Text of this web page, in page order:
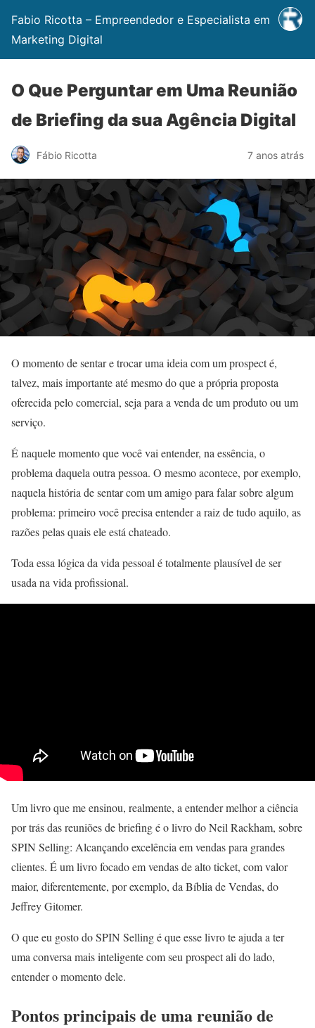
Fabio Ricotta – Empreendedor e Especialista em
Marketing Digital
O Que Perguntar em Uma Reunião
de Briefing da sua Agência Digital
Fábio Ricotta 7 anos atrás
O momento de sentar e trocar uma ideia com um prospect é,
talvez, mais importante até mesmo do que a própria proposta
oferecida pelo comercial, seja para a venda de um produto ou um
serviço.
É naquele momento que você vai entender, na essência, o
problema daquela outra pessoa. O mesmo acontece, por exemplo,
naquela história de sentar com um amigo para falar sobre algum
problema: primeiro você precisa entender a raiz de tudo aquilo, as
razões pelas quais ele está chateado.
Toda essa lógica da vida pessoal é totalmente plausível de ser
usada na vida profissional.
Um livro que me ensinou, realmente, a entender melhor a ciência
por trás das reuniões de briefing é o livro do Neil Rackham, sobre
SPIN Selling: Alcançando excelência em vendas para grandes
clientes. É um livro focado em vendas de alto ticket, com valor
maior, diferentemente, por exemplo, da Bíblia de Vendas, do
Jeffrey Gitomer.
O que eu gosto do SPIN Selling é que esse livro te ajuda a ter
uma conversa mais inteligente com seu prospect ali do lado,
entender o momento dele.
Pontos principais de uma reunião de